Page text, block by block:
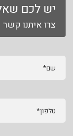
יש לכם
צרו איתנו קשר
שם*
טלפון*